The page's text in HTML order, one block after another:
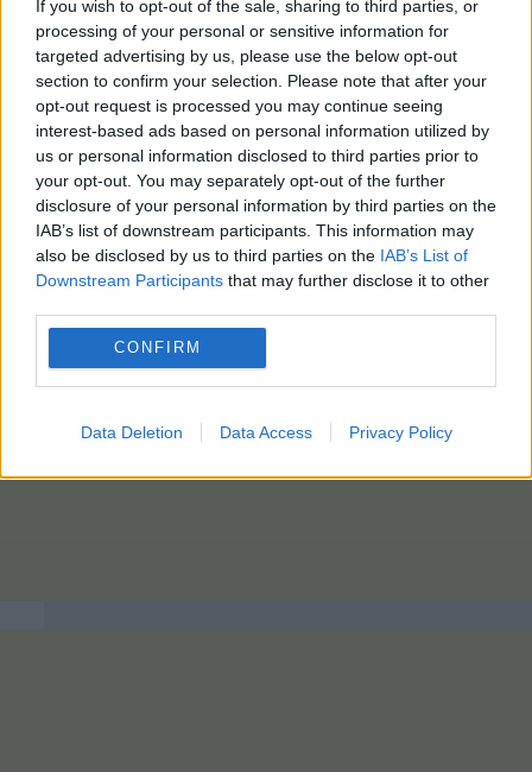
If you wish to opt-out of the sale, sharing to third parties, or
processing of your personal or sensitive information for
targeted advertising by us, please use the below opt-out
section to confirm your selection. Please note that after your
opt-out request is processed you may continue seeing
interest-based ads based on personal information utilized by
us or personal information disclosed to third parties prior to
your opt-out. You may separately opt-out of the further
disclosure of your personal information by third parties on the
IAB’s list of downstream participants. This information may
also be disclosed by us to third parties on the IAB’s List of
Downstream Participants that may further disclose it to other
CONFIRM
Data Deletion Data Access Privacy Policy